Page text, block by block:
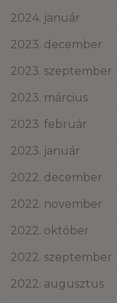
2024. január
2023. december
2023. szeptember
2023. március
2023. február
2023. január
2022. december
2022. november
2022. október
2022. szeptember
2022. augusztus